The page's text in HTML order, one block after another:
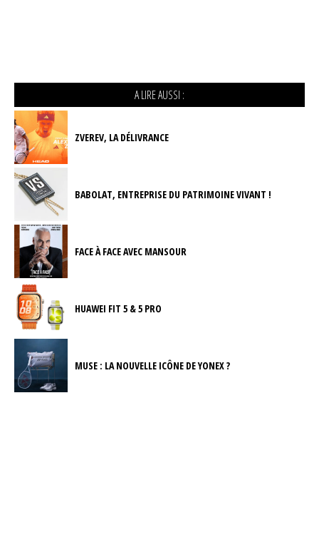
A LIRE AUSSI :
ZVEREV, LA DÉLIVRANCE
BABOLAT, ENTREPRISE DU PATRIMOINE VIVANT !
FACE À FACE AVEC MANSOUR
HUAWEI FIT 5 & 5 PRO
MUSE : LA NOUVELLE ICÔNE DE YONEX ?